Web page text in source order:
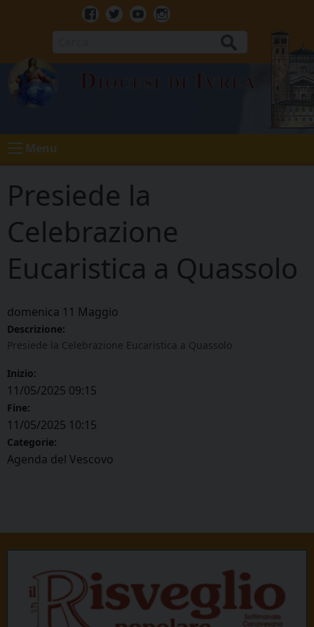
Facebook
TwitterYoutubeInstagram
Diocesi di Ivrea
Menu
Presiede la
Celebrazione
Eucaristica a Quassolo
domenica 11 Maggio
Descrizione:
Presiede la Celebrazione Eucaristica a Quassolo
Inizio:
11/05/2025 09:15
Fine:
11/05/2025 10:15
Categorie:
Agenda del Vescovo